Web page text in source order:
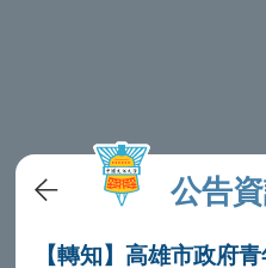
公告
【轉知】高雄市政府